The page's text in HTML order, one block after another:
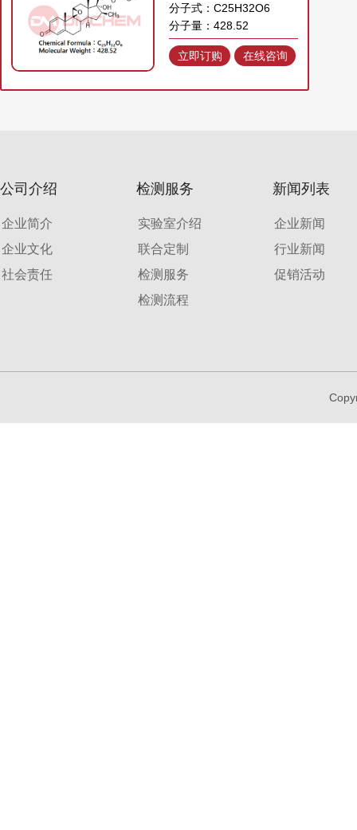
分子式：C25H32O6
分子量：428.52
立即订购 在线咨询
公司介绍
企业简介
企业文化
社会责任
检测服务
实验室介绍
联合定制
检测服务
检测流程
新闻列表
企业新闻
行业新闻
促销活动